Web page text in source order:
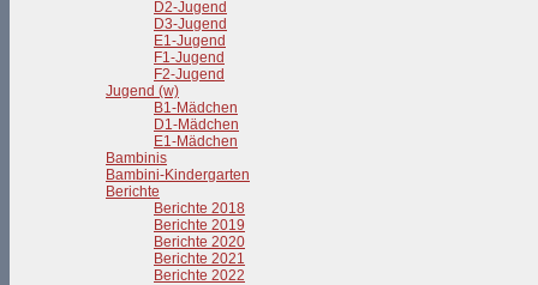
D2-Jugend
D3-Jugend
E1-Jugend
F1-Jugend
F2-Jugend
Jugend (w)
B1-Mädchen
D1-Mädchen
E1-Mädchen
Bambinis
Bambini-Kindergarten
Berichte
Berichte 2018
Berichte 2019
Berichte 2020
Berichte 2021
Berichte 2022